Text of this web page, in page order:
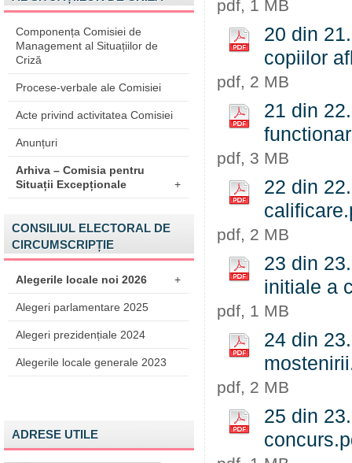
Componența Comisiei de
Management al Situațiilor de
Criză
Procese-verbale ale Comisiei
Acte privind activitatea Comisiei
Anunțuri
Arhiva – Comisia pentru
Situații Excepționale
+
CONSILIUL ELECTORAL DE
CIRCUMSCRIPȚIE
Alegerile locale noi 2026 +
Alegeri parlamentare 2025
Alegeri prezidențiale 2024
Alegerile locale generale 2023
ADRESE UTILE
pdf, 1 MB
20 din
copiilor
pdf, 2 MB
21 din
pdf, 3 MB
22 din
pdf, 2 MB
23 din
initiale a
pdf, 1 MB
24 din
pdf, 2 MB
25 din